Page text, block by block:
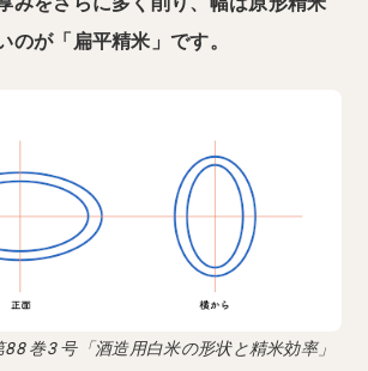
のが「扁平精米」です。
巻3 号「酒造用白米の形状と精米効率」